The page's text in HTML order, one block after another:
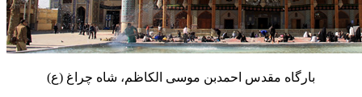
بارگاه مقدس احمدبن موسی الکاظم، شاه چراغ (ع)